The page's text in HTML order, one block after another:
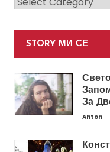
STORY МИ СЕ
За
Anton